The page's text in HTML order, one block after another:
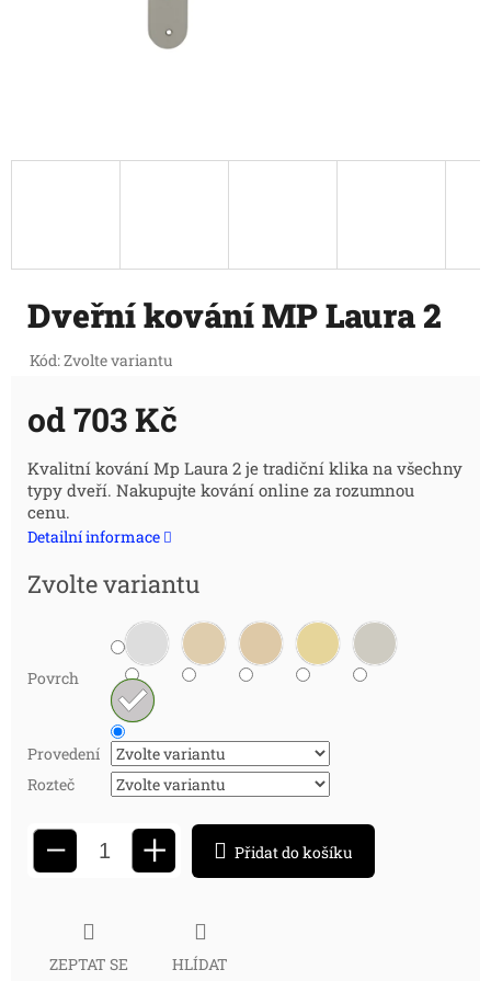
Dveřní kování MP Laura 2
Kód:Zvolte variantu
od703 Kč
Měrná
cena:
Kvalitní kování Mp Laura 2 je tradiční klika na všechny
typy dveří. Nakupujte kování online za rozumnou
cenu.
Detailní informace
Zvolte variantu
Povrch
Provedení
Rozteč
− + Přidat do košíku
ZEPTAT SE HLÍDAT